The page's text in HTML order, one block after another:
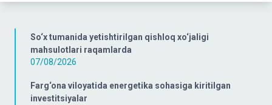
So‘x tumanida yetishtirilgan qishloq xo‘jaligi
mahsulotlari raqamlarda
07/08/2026
Farg‘ona viloyatida energetika sohasiga kiritilgan
investitsiyalar